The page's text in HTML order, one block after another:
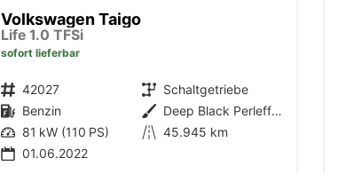
Volkswagen Taigo
Life 1.0 TFSi
sofort lieferbar
Fahrzeugnr. 42027 Getriebe Schaltgetriebe
Kraftstoff Benzin Außenfarbe
Deep Black Perleffekt
Leistung 81 kW (110 PS) Kilometerstand 45.945 km
01.06.2022